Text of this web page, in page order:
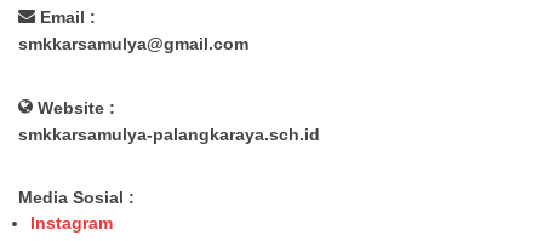
Email :
smkkarsamulya@gmail.com
Website :
smkkarsamulya-palangkaraya.sch.id
Media Sosial :
Instagram